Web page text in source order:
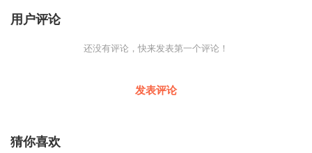
用户评论
还没有评论，快来发表第一个评论！
发表评论
猜你喜欢